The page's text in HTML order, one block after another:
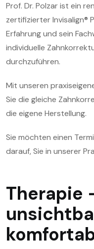
Prof. Dr. Polzar ist ein
zertifizierter Invisalign®
Erfahrung und sein
individuelle
durchzuführen.
Mit unseren
Sie die gleiche
die eigene Herstellung.
Sie möchten einen
darauf, Sie in unserer
Therapie